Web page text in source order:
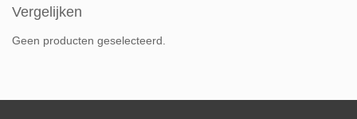
Vergelijken
Geen producten geselecteerd.